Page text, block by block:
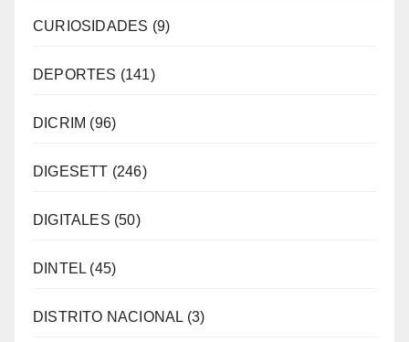
CURIOSIDADES (9)
DEPORTES (141)
DICRIM (96)
DIGESETT (246)
DIGITALES (50)
DINTEL(45)
DISTRITO NACIONAL(3)